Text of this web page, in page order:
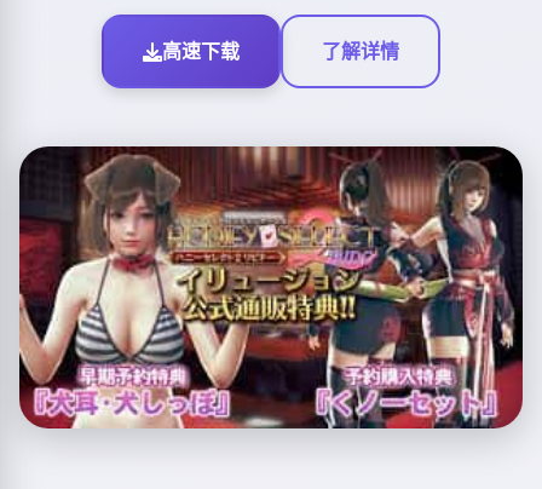
高速下载 了解详情